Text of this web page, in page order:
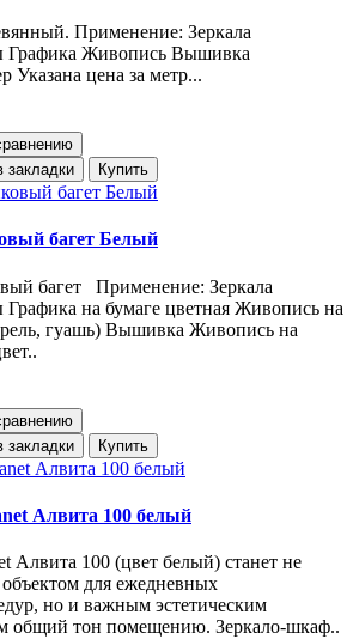
Применение: Зеркала
Графика Живопись Вышивка
Указана цена за метр...
закладки Купить
багет Белый
багет Применение: Зеркала
на бумаге цветная Живопись на
гуашь) Вышивка Живопись на
закладки Купить
Алвита 100 белый
Алвита 100 (цвет белый) станет не
для ежедневных
но и важным эстетическим
общий тон помещению. Зеркало-шкаф..